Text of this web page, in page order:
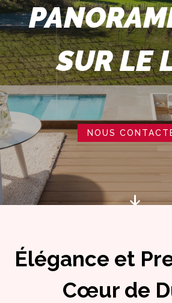
SUR LE
NOUS
Élégance et
Cœur de